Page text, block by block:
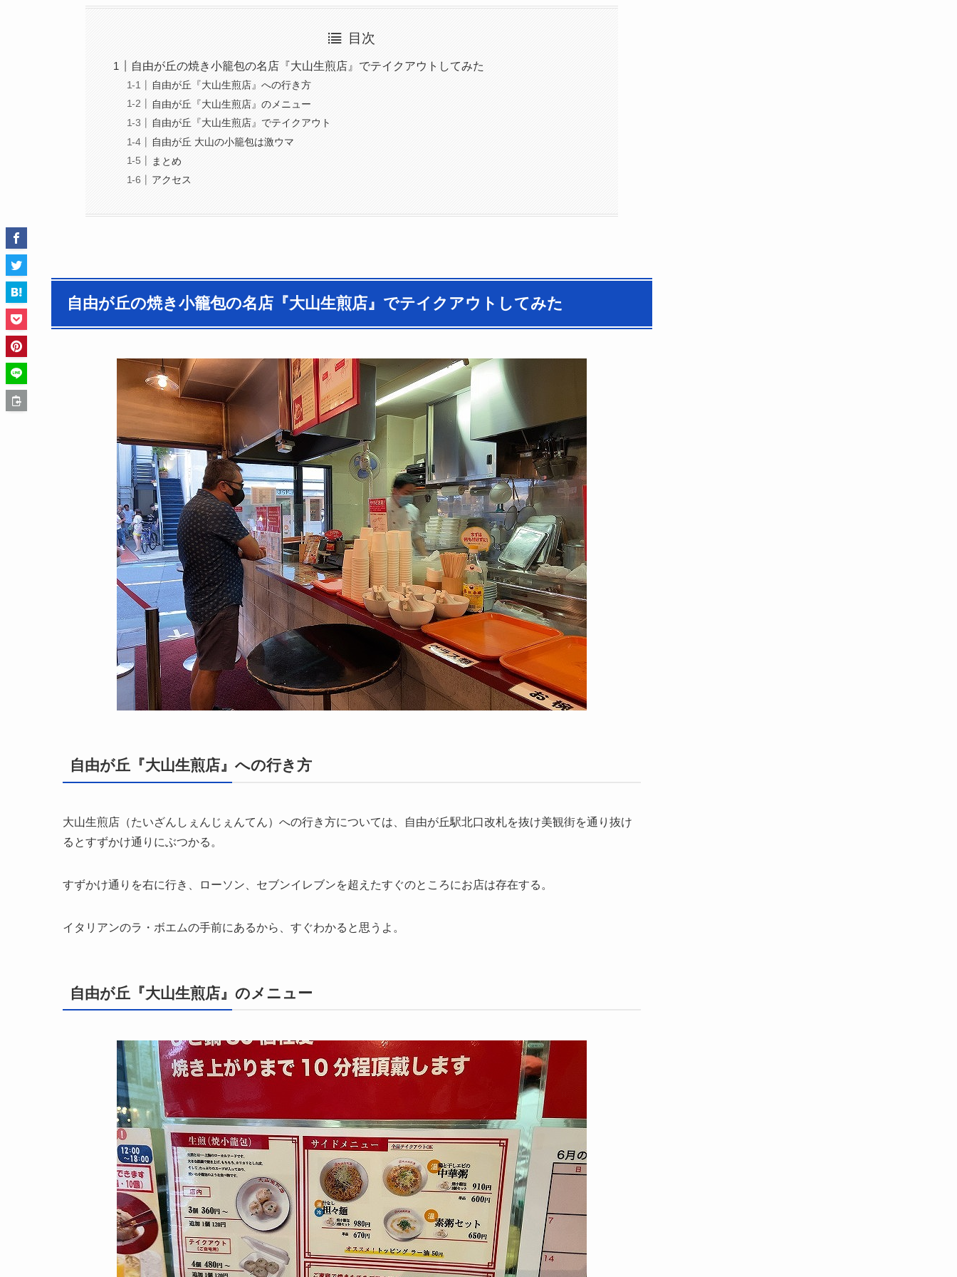
目次
自由が丘の焼き小籠包の名店『大山生煎店』でテイクアウトしてみた
自由が丘『大山生煎店』への行き方
自由が丘『大山生煎店』のメニュー
自由が丘『大山生煎店』でテイクアウト
自由が丘 大山の小籠包は激ウマ
まとめ
アクセス
自由が丘の焼き小籠包の名店『大山生煎店』でテイクアウトしてみた
自由が丘『大山生煎店』への行き方
大山生煎店（たいざんしぇんじぇんてん）への行き方については、自由が丘駅北口改札を抜け美観街を通り抜け
るとすずかけ通りにぶつかる。
すずかけ通りを右に行き、ローソン、セブンイレブンを超えたすぐのところにお店は存在する。
イタリアンのラ・ボエムの手前にあるから、すぐわかると思うよ。
自由が丘『大山生煎店』のメニュー